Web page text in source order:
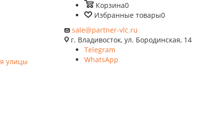
улицы
Корзина0
Избранные товары0
sale@partner-vlc.ru
г. Владивосток, ул. Бородинская, 14
Telegram
WhatsApp